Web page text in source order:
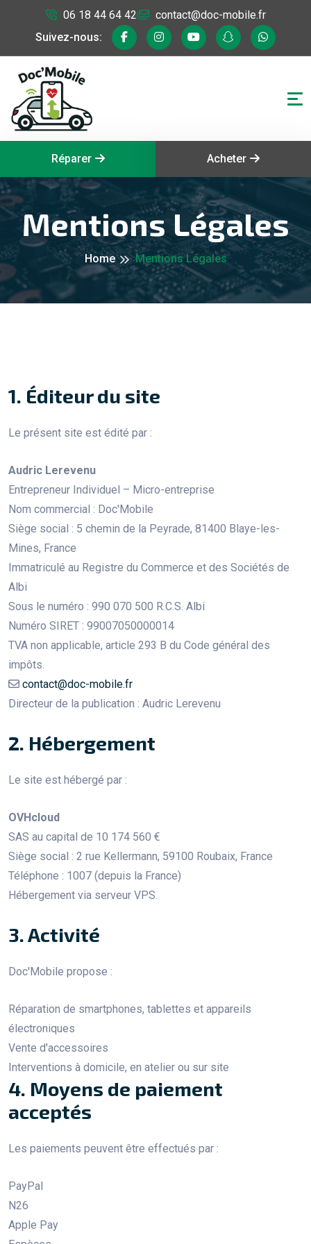
Suivez-nous:
06 18 44 64 42 contact@doc-mobile.fr
Réparer Acheter
Mentions Légales
Home Mentions Légales
1. Éditeur du site
Le présent site est édité par :
Audric Lerevenu
Entrepreneur Individuel – Micro-entreprise
Nom commercial : Doc'Mobile
Siège social : 5 chemin de la Peyrade, 81400 Blaye-les-
Mines, France
Immatriculé au Registre du Commerce et des Sociétés de
Albi
Sous le numéro : 990 070 500 R.C.S. Albi
Numéro SIRET : 99007050000014
TVA non applicable, article 293 B du Code général des
impôts.
contact@doc-mobile.fr
Directeur de la publication : Audric Lerevenu
2. Hébergement
Le site est hébergé par :
OVHcloud
SAS au capital de 10 174 560 €
Siège social : 2 rue Kellermann, 59100 Roubaix, France
Téléphone : 1007 (depuis la France)
Hébergement via serveur VPS.
3. Activité
Doc'Mobile propose :
Réparation de smartphones, tablettes et appareils
électroniques
Vente d'accessoires
Interventions à domicile, en atelier ou sur site
4. Moyens de paiement
acceptés
Les paiements peuvent être effectués par :
PayPal
N26
Apple Pay